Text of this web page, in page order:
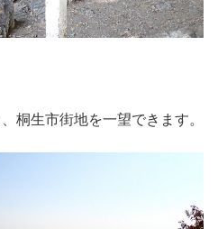
桐生市街地を一望できます。